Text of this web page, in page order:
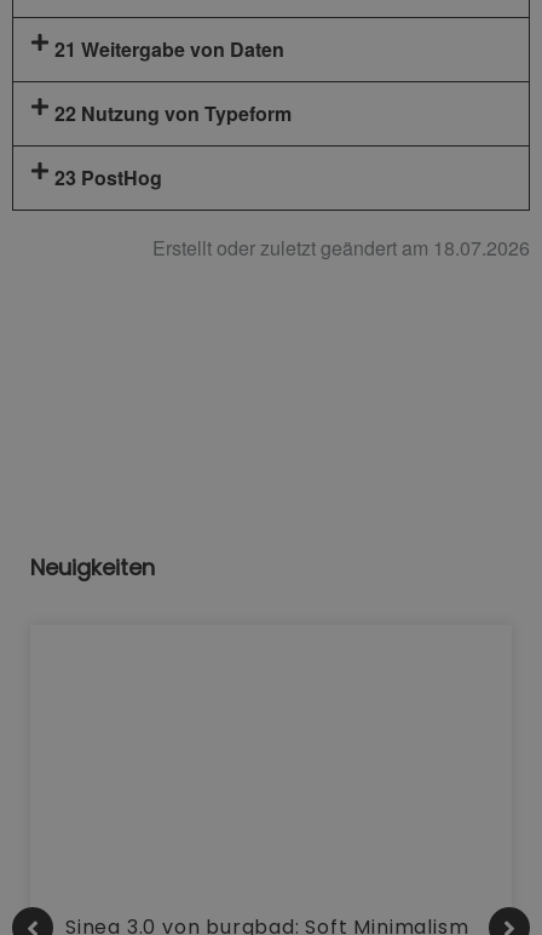
21 Weitergabe von Daten
22 Nutzung von Typeform
23 PostHog
Erstellt oder zuletzt geändert am 18.07.2026
Neuigkeiten
Sinea 3.0 von burgbad: Soft Minimalism